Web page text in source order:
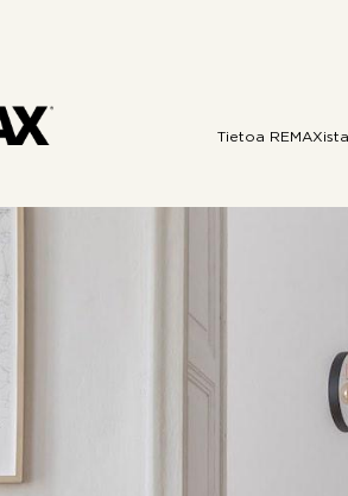
Tietoa REMAXista